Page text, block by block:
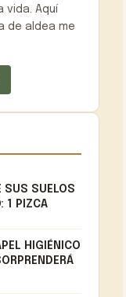
vida. Aquí
de aldea me
SUS SUELOS
1 PIZCA
HIGIÉNICO